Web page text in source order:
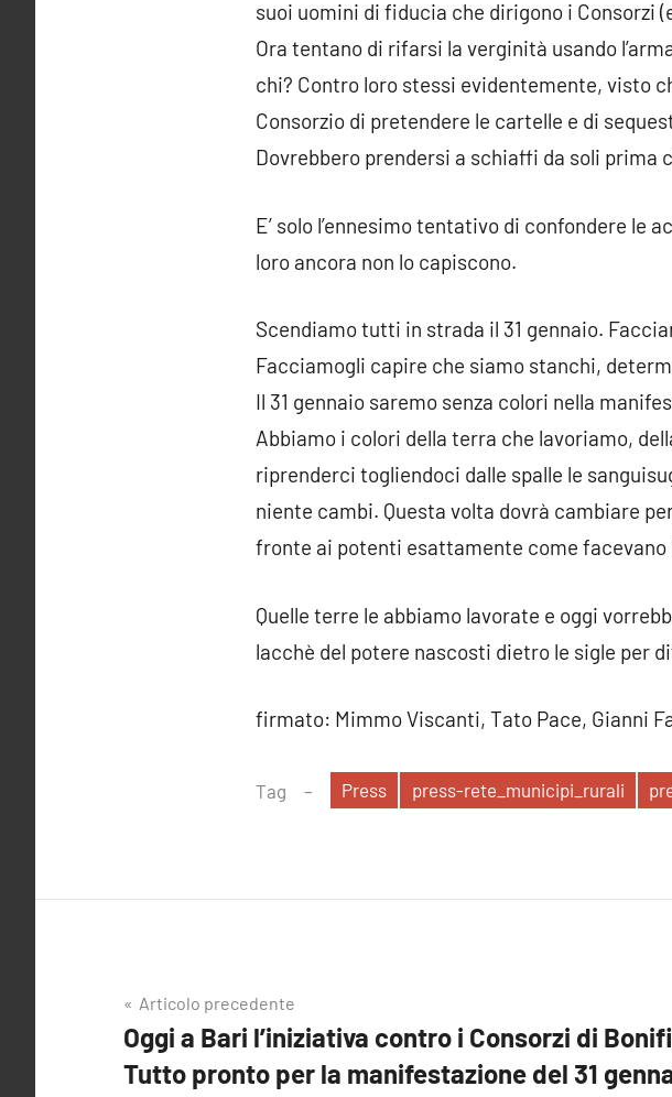
suoi uomini di fiducia che dirigono i Consorzi
Ora tentano di rifarsi la verginità usando
chi? Contro loro stessi evidentemente, visto
Consorzio di pretendere le cartelle e di
Dovrebbero prendersi a schiaffi da soli prima
E’ solo l’ennesimo tentativo di confondere le
loro ancora non lo capiscono.
Scendiamo tutti in strada il 31 gennaio.
Facciamogli capire che siamo stanchi,
Il 31 gennaio saremo senza colori nella
Abbiamo i colori della terra che lavoriamo,
riprenderci togliendoci dalle spalle le
niente cambi. Questa volta dovrà cambiare
fronte ai potenti esattamente come facevano
Quelle terre le abbiamo lavorate e oggi
lacchè del potere nascosti dietro le sigle per
firmato: Mimmo Viscanti, Tato Pace, Gianni
Tag Press press-rete_municipi_rurali
Navigazione
articoli
Articolo precedente
Oggi a Bari l’iniziativa contro i Consorzi di
Tutto pronto per la manifestazione del 31